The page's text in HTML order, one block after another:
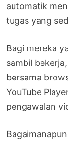
automatik
tugas yang
Bagi mereka
sambil
bersama
YouTube
pengawalan